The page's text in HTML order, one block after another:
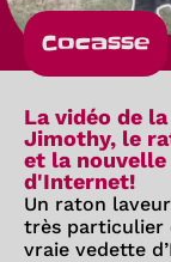
Cocasse
La vidéo de
Jimothy, le
et la
d'Internet!
Un raton
très particulier
vraie vedette